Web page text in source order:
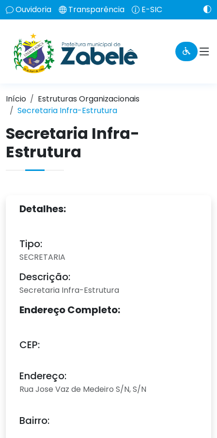
Ouvidoria Transparência E-SIC
Início
Estruturas Organizacionais
Secretaria Infra-Estrutura
Secretaria Infra-
Estrutura
Detalhes:
Tipo:
SECRETARIA
Descrição:
Secretaria Infra-Estrutura
Endereço Completo:
CEP:
Endereço:
Rua Jose Vaz de Medeiro S/N, S/N
Bairro: